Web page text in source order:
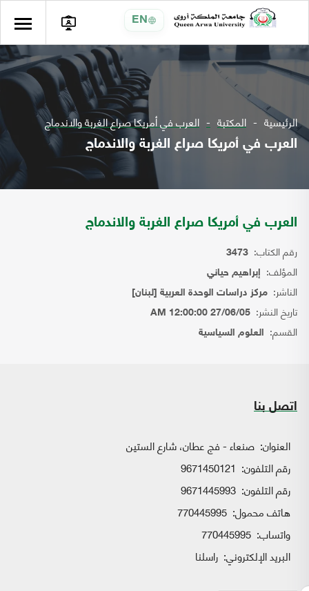
EN
الرئيسية المكتبة العرب في أمريكا صراع الغربة والاندماج
العرب في أمريكا صراع الغربة والاندماج
العرب في أمريكا صراع الغربة والاندماج
رقم الكتاب: 3473
المؤلف: إبراهيم حياني
الناشر: مركز دراسات الوحدة العربية [لبنان]
تاريخ النشر: 27/06/05 12:00:00 AM
القسم: العلوم السياسية
اتصل بنا
العنوان: صنعاء - فج عطان، شارع الستين
رقم التلفون: 9671450121
رقم التلفون: 9671445993
هاتف محمول: 770445995
واتساب:
البريد الإلكتروني: راسلنا